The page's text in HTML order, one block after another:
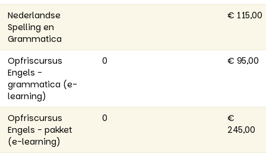
Nederlandse
Spelling en
Grammatica
€ 115,00
Opfriscursus
Engels -
grammatica (e-
learning)
0 € 95,00
Opfriscursus
Engels - pakket
(e-learning)
0
€
245,00